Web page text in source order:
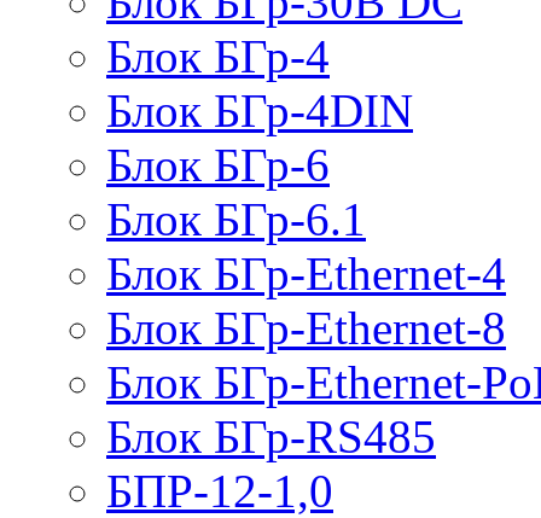
Блок БГр-4
Блок БГр-4DIN
Блок БГр-6
Блок БГр-6.1
Блок БГр-Ethernet-4
Блок БГр-Ethernet-8
Блок БГр-Ethernet-
Блок БГр-RS485
БПР-12-1,0